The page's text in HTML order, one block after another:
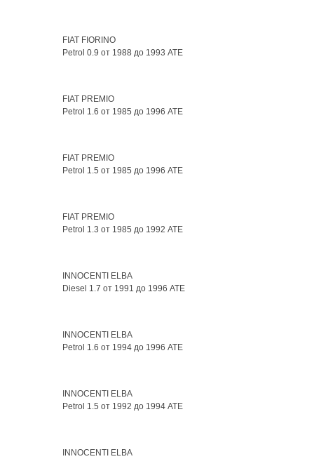
FIAT FIORINO
Petrol 0.9 от 1988 до 1993 ATE
FIAT PREMIO
Petrol 1.6 от 1985 до 1996 ATE
FIAT PREMIO
Petrol 1.5 от 1985 до 1996 ATE
FIAT PREMIO
Petrol 1.3 от 1985 до 1992 ATE
INNOCENTI ELBA
Diesel 1.7 от 1991 до 1996 ATE
INNOCENTI ELBA
Petrol 1.6 от 1994 до 1996 ATE
INNOCENTI ELBA
Petrol 1.5 от 1992 до 1994 ATE
INNOCENTI ELBA